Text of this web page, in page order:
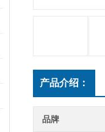
产品介绍：
品牌